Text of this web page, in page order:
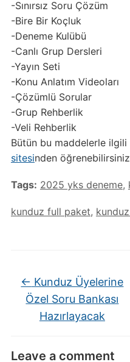
-Sınırsız Soru Çözüm
-Bire Bir Koçluk
-Deneme Kulübü
-Canlı Grup Dersleri
-Yayın Seti
-Konu Anlatım Videoları
-Çözümlü Sorular
-Grup Rehberlik
-Veli Rehberlik
Bütün bu maddelerle ilgili
sitesinden
Tags: 2025 yks deneme,
kunduz full paket,
← Kunduz Üyelerine
Özel Soru Bankası
Hazırlayacak
Leave a comment